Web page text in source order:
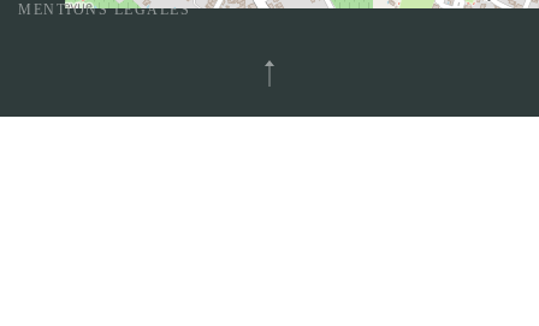
MENTIONS LÉGALES